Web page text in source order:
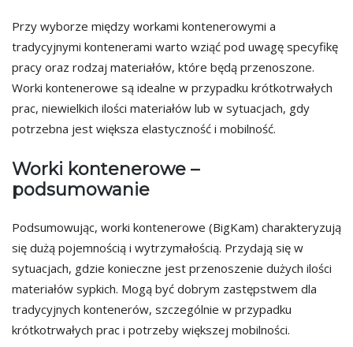
Przy wyborze między workami kontenerowymi a
tradycyjnymi kontenerami warto wziąć pod uwagę specyfikę
pracy oraz rodzaj materiałów, które będą przenoszone.
Worki kontenerowe są idealne w przypadku krótkotrwałych
prac, niewielkich ilości materiałów lub w sytuacjach, gdy
potrzebna jest większa elastyczność i mobilność.
Worki kontenerowe –
podsumowanie
Podsumowując, worki kontenerowe (BigKam) charakteryzują
się dużą pojemnością i wytrzymałością. Przydają się w
sytuacjach, gdzie konieczne jest przenoszenie dużych ilości
materiałów sypkich. Mogą być dobrym zastępstwem dla
tradycyjnych kontenerów, szczególnie w przypadku
krótkotrwałych prac i potrzeby większej mobilności.